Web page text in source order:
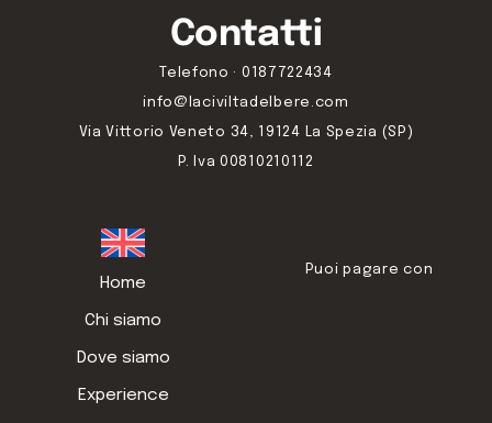
Contatti
Telefono · 0187722434
info@laciviltadelbere.com
Via Vittorio Veneto 34, 19124 La Spezia (SP)
P. Iva 00810210112
Home
Chi siamo
Dove siamo
Experience
Puoi pagare con